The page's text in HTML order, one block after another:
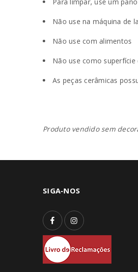
Não use na máquina de
Não use com alimentos
Não use como superfície
As peças cerâmicas
Produto vendido sem
SIGA-NOS